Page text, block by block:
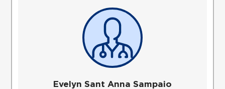
Evelyn Sant Anna Sampaio